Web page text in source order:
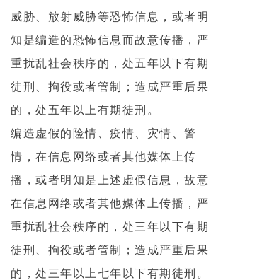
威胁、放射威胁等恐怖信息，或者明
知是编造的恐怖信息而故意传播，严
重扰乱社会秩序的，处五年以下有期
徒刑、拘役或者管制；造成严重后果
的，处五年以上有期徒刑。
编造虚假的险情、疫情、灾情、警
情，在信息网络或者其他媒体上传
播，或者明知是上述虚假信息，故意
在信息网络或者其他媒体上传播，严
重扰乱社会秩序的，处三年以下有期
徒刑、拘役或者管制；造成严重后果
的，处三年以上七年以下有期徒刑。